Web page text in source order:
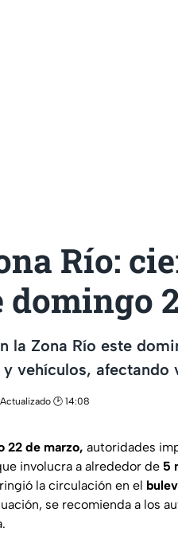
Río:
domingo
la Zona Río este
vehículos,
| Actualizado 🕑 14:08
22 de marzo, autoridades
involucra a alrededor de 5
la circulación en el
se recomienda a los